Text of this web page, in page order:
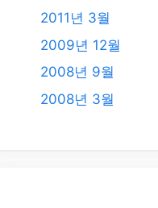
2011년 3월
2009년 12월
2008년 9월
2008년 3월